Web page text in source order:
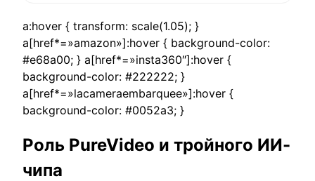
a:hover { transform: scale(1.05); }
a[href*=»amazon»]:hover { background-color:
#e68a00; } a[href*=»insta360″]:hover {
background-color: #222222; }
a[href*=»lacameraembarquee»]:hover {
background-color: #0052a3; }
Роль PureVideo и тройного ИИ-
чипа